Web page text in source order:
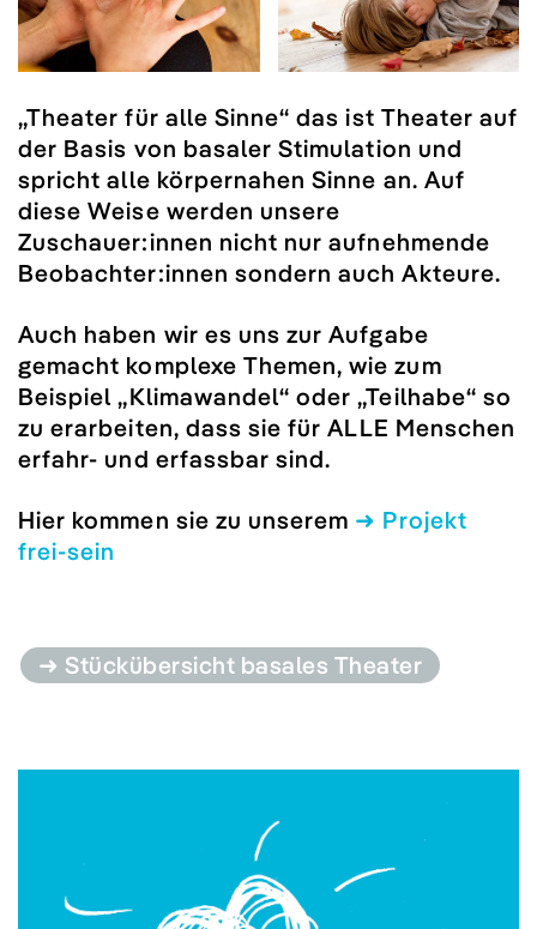
„Theater für alle Sinne“ das ist Theater auf
der Basis von basaler Stimulation und
spricht alle körpernahen Sinne an. Auf
diese Weise werden unsere
Zuschauer:innen nicht nur aufnehmende
Beobachter:innen sondern auch Akteure.
Auch haben wir es uns zur Aufgabe
gemacht komplexe Themen, wie zum
Beispiel „Klimawandel“ oder „Teilhabe“ so
zu erarbeiten, dass sie für ALLE Menschen
erfahr- und erfassbar sind.
Hier kommen sie zu unserem ➜ Projekt
frei-sein
➜ Stückübersicht basales Theater